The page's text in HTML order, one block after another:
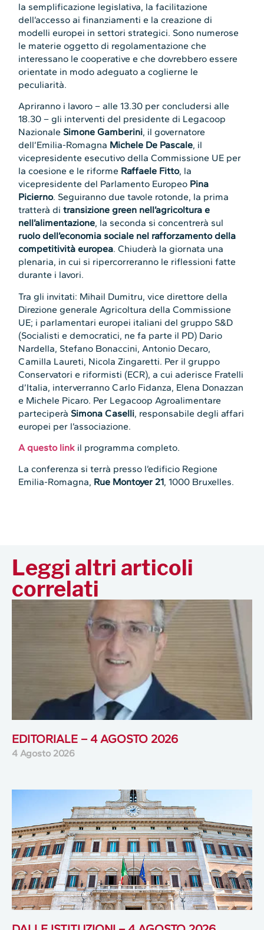
la semplificazione legislativa, la facilitazione
dell’accesso ai finanziamenti e la creazione di
modelli europei in settori strategici. Sono numerose
le materie oggetto di regolamentazione che
interessano le cooperative e che dovrebbero essere
orientate in modo adeguato a coglierne le
peculiarità.
Apriranno i lavoro – alle 13.30 per concludersi alle
18.30 – gli interventi del presidente di Legacoop
Nazionale Simone Gamberini, il governatore
dell’Emilia-Romagna Michele De Pascale, il
vicepresidente esecutivo della Commissione UE per
la coesione e le riforme Raffaele Fitto, la
vicepresidente del Parlamento Europeo Pina
Picierno. Seguiranno due tavole rotonde, la prima
tratterà ditransizione green nell’agricoltura e
nell’alimentazione, la seconda si concentrerà sul
ruolo dell’economia sociale nel rafforzamento della
competitività europea. Chiuderà la giornata una
plenaria, in cui si ripercorreranno le riflessioni fatte
durante i lavori.
Tra gli invitati: Mihail Dumitru, vice direttore della
Direzione generale Agricoltura della Commissione
UE; i parlamentari europei italiani del gruppo S&D
(Socialisti e democratici, ne fa parte il PD) Dario
Nardella, Stefano Bonaccini, Antonio Decaro,
Camilla Laureti, Nicola Zingaretti. Per il gruppo
Conservatori e riformisti (ECR), a cui aderisce Fratelli
d’Italia, interverranno Carlo Fidanza, Elena Donazzan
e Michele Picaro. Per Legacoop Agroalimentare
parteciperà Simona Caselli, responsabile degli affari
europei per l’associazione.
A questo link il programma completo.
La conferenza si terrà presso l’edificio Regione
Emilia-Romagna, Rue Montoyer 21, 1000 Bruxelles.
Leggi altri articoli
correlati
EDITORIALE – 4 AGOSTO 2026
4 Agosto 2026